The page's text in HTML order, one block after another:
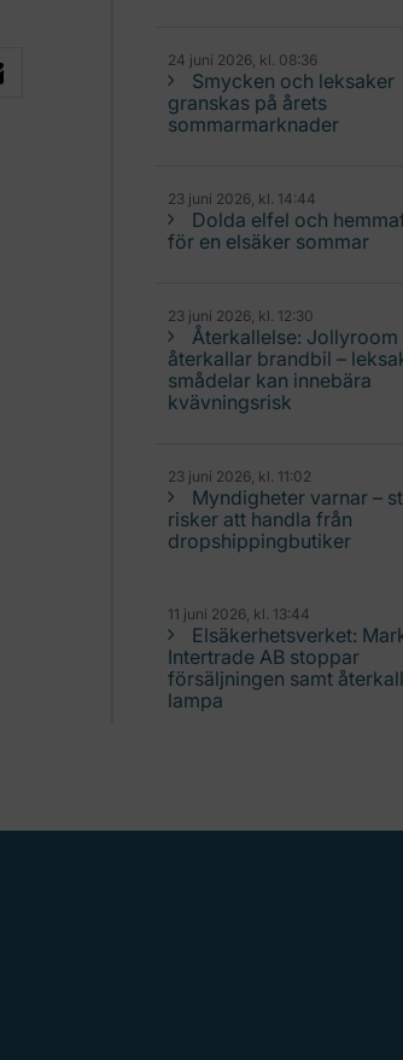
24 juni 2026, kl. 08:36
Smycken och leksaker
granskas på årets
sommarmarknader
23 juni 2026, kl. 14:44
Dolda elfel och
för en elsäker sommar
23 juni 2026, kl. 12:30
Återkallelse: Jollyroom
återkallar brandbil –
smådelar kan innebära
kvävningsrisk
23 juni 2026, kl. 11:02
Myndigheter varnar –
risker att handla från
dropshippingbutiker
11 juni 2026, kl. 13:44
Elsäkerhetsverket:
Intertrade AB stoppar
försäljningen samt
lampa